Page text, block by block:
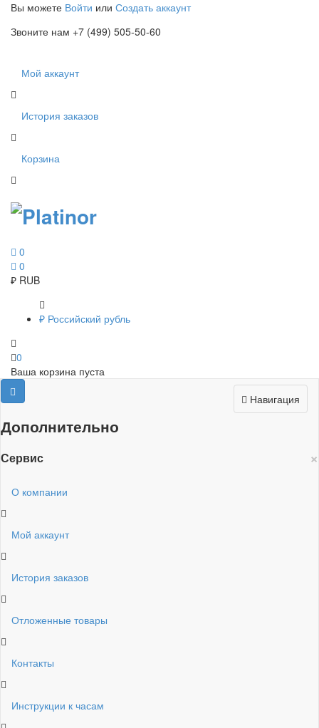
Вы можете Войти или Создать аккаунт
Звоните нам +7 (499) 505-50-60
Мой аккаунт
История заказов
Корзина
0
0
₽ RUB
₽ Российский рубль
0
Ваша корзина пуста
Навигация
Дополнительно
×
Сервис
О компании
Мой аккаунт
История заказов
Отложенные товары
Контакты
Инструкции к часам